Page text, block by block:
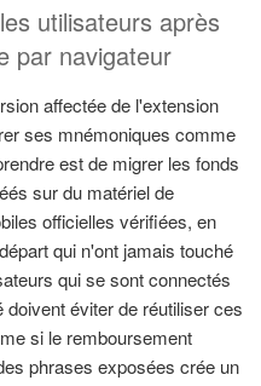
utilisateurs après
par navigateur
affectée de l'extension
ses mnémoniques comme
est de migrer les fonds
sur du matériel de
officielles vérifiées, en
qui n'ont jamais touché
qui se sont connectés
doivent éviter de réutiliser ces
si le remboursement
phrases exposées crée un